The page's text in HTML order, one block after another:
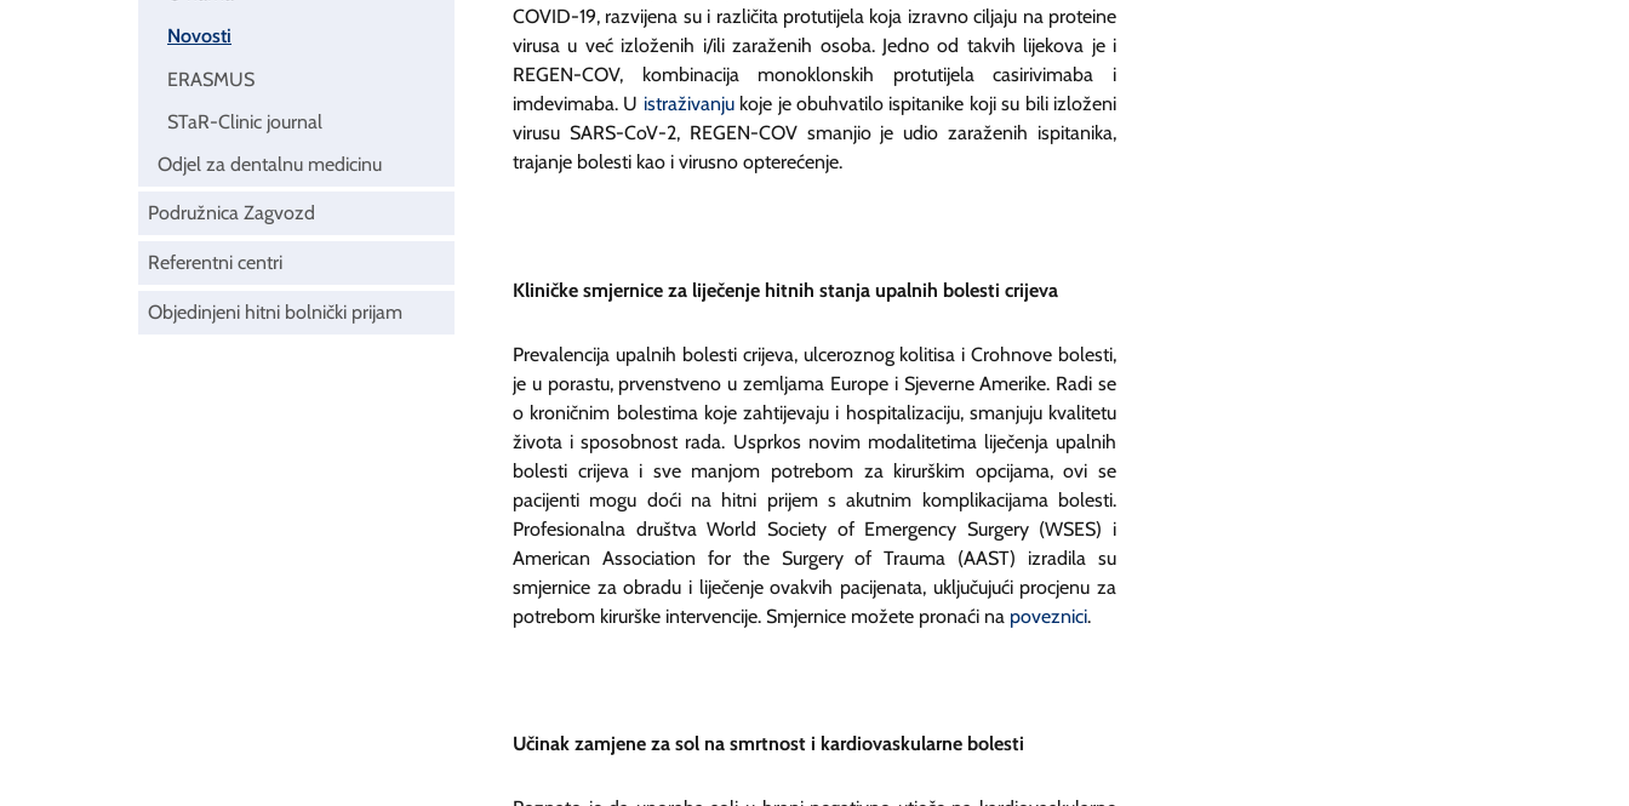
Novosti
ERASMUS
STaR-Clinic journal
Odjel za dentalnu medicinu
Podružnica Zagvozd
Referentni centri
Objedinjeni hitni bolnički prijam
COVID-19, razvijena su i različita protutijela koja izravno ciljaju na proteine
virusa u već izloženih i/ili zaraženih osoba. Jedno od takvih lijekova je i
REGEN-COV, kombinacija monoklonskih protutijela casirivimaba i
imdevimaba. U istraživanjukoje je obuhvatilo ispitanike koji su bili izloženi
virusu SARS-CoV-2, REGEN-COV smanjio je udio zaraženih ispitanika,
trajanje bolesti kao i virusno opterećenje.
Kliničke smjernice za liječenje hitnih stanja upalnih bolesti crijeva
Prevalencija upalnih bolesti crijeva, ulceroznog kolitisa i Crohnove bolesti,
je u porastu, prvenstveno u zemljama Europe i Sjeverne Amerike. Radi se
o kroničnim bolestima koje zahtijevaju i hospitalizaciju, smanjuju kvalitetu
života i sposobnost rada. Usprkos novim modalitetima liječenja upalnih
bolesti crijeva i sve manjom potrebom za kirurškim opcijama, ovi se
pacijenti mogu doći na hitni prijem s akutnim komplikacijama bolesti.
Profesionalna društvaWorld Society of Emergency Surgery(WSES) i
American Association for the Surgery of Trauma (AAST) izradila su
smjernice za obradu i liječenje ovakvih pacijenata, uključujući procjenu za
potrebom kirurške intervencije. Smjernice možete pronaći na poveznici.
Učinak zamjene za sol na smrtnost i kardiovaskularne bolesti